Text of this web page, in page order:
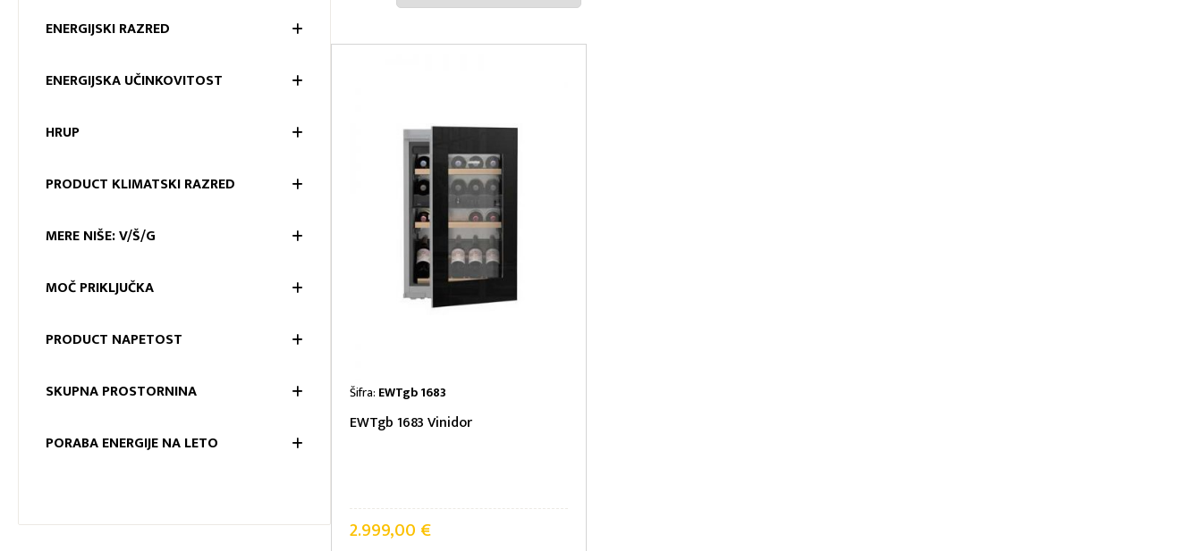
ENERGIJSKI RAZRED
ENERGIJSKA UČINKOVITOST
HRUP
PRODUCT KLIMATSKI RAZRED
MERE NIŠE: V/Š/G
MOČ PRIKLJUČKA
PRODUCT NAPETOST
SKUPNA PROSTORNINA
PORABA ENERGIJE NA LETO
ENERGIJSKI RAZRED
PRODUCT KLIMATSKI RAZRED
MERE NIŠE: V/Š/G
PRODUCT NAPETOST
SKUPNA PROSTORNINA
Šifra: EWTgb 1683
EWTgb 1683 Vinidor
2.999,00 €